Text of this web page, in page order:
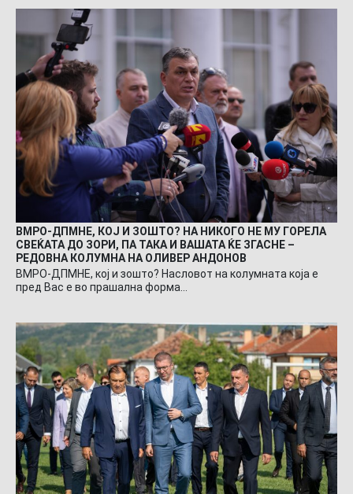
ВМРО-ДПМНЕ, КОЈ И ЗОШТО? НА НИКОГО НЕ МУ ГОРЕЛА
СВЕЌАТА ДО ЗОРИ, ПА ТАКА И ВАШАТА ЌЕ ЗГАСНЕ –
РЕДОВНА КОЛУМНА НА ОЛИВЕР АНДОНОВ
ВМРО-ДПМНЕ, кој и зошто? Насловот на колумната која е
пред Вас е во прашална форма…